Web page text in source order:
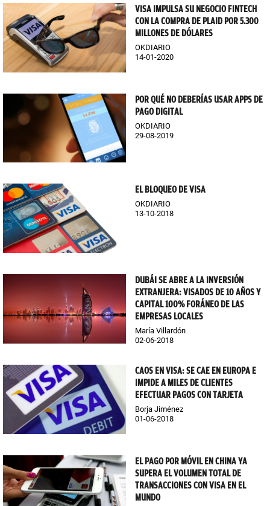
VISA IMPULSA SU NEGOCIO FINTECH
CON LA COMPRA DE PLAID POR 5.300
MILLONES DE DÓLARES
OKDIARIO
14-01-2020
POR QUÉ NO DEBERÍAS USAR APPS DE
PAGO DIGITAL
OKDIARIO
29-08-2019
EL BLOQUEO DE VISA
OKDIARIO
13-10-2018
DUBÁI SE ABRE A LA INVERSIÓN
EXTRANJERA: VISADOS DE 10 AÑOS Y
CAPITAL 100% FORÁNEO DE LAS
EMPRESAS LOCALES
María Villardón
02-06-2018
CAOS EN VISA: SE CAE EN EUROPA E
IMPIDE A MILES DE CLIENTES
EFECTUAR PAGOS CON TARJETA
Borja Jiménez
01-06-2018
EL PAGO POR MÓVIL EN CHINA YA
SUPERA EL VOLUMEN TOTAL DE
TRANSACCIONES CON VISA EN EL
MUNDO